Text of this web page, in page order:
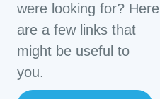
were looking for? Here
are a few links that
might be useful to
you.